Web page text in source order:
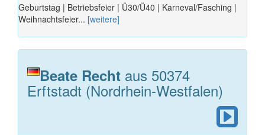
Geburtstag | Betriebsfeier | Ü30/Ü40 | Karneval/Fasching |
Weihnachtsfeier... [weitere]
Beate Recht aus 50374
Erftstadt (Nordrhein-Westfalen)